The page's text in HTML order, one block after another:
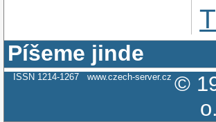
Píšeme jinde
ISSN 1214-1267 www.czech-server.cz ©
o.